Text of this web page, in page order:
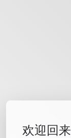
欢迎回来